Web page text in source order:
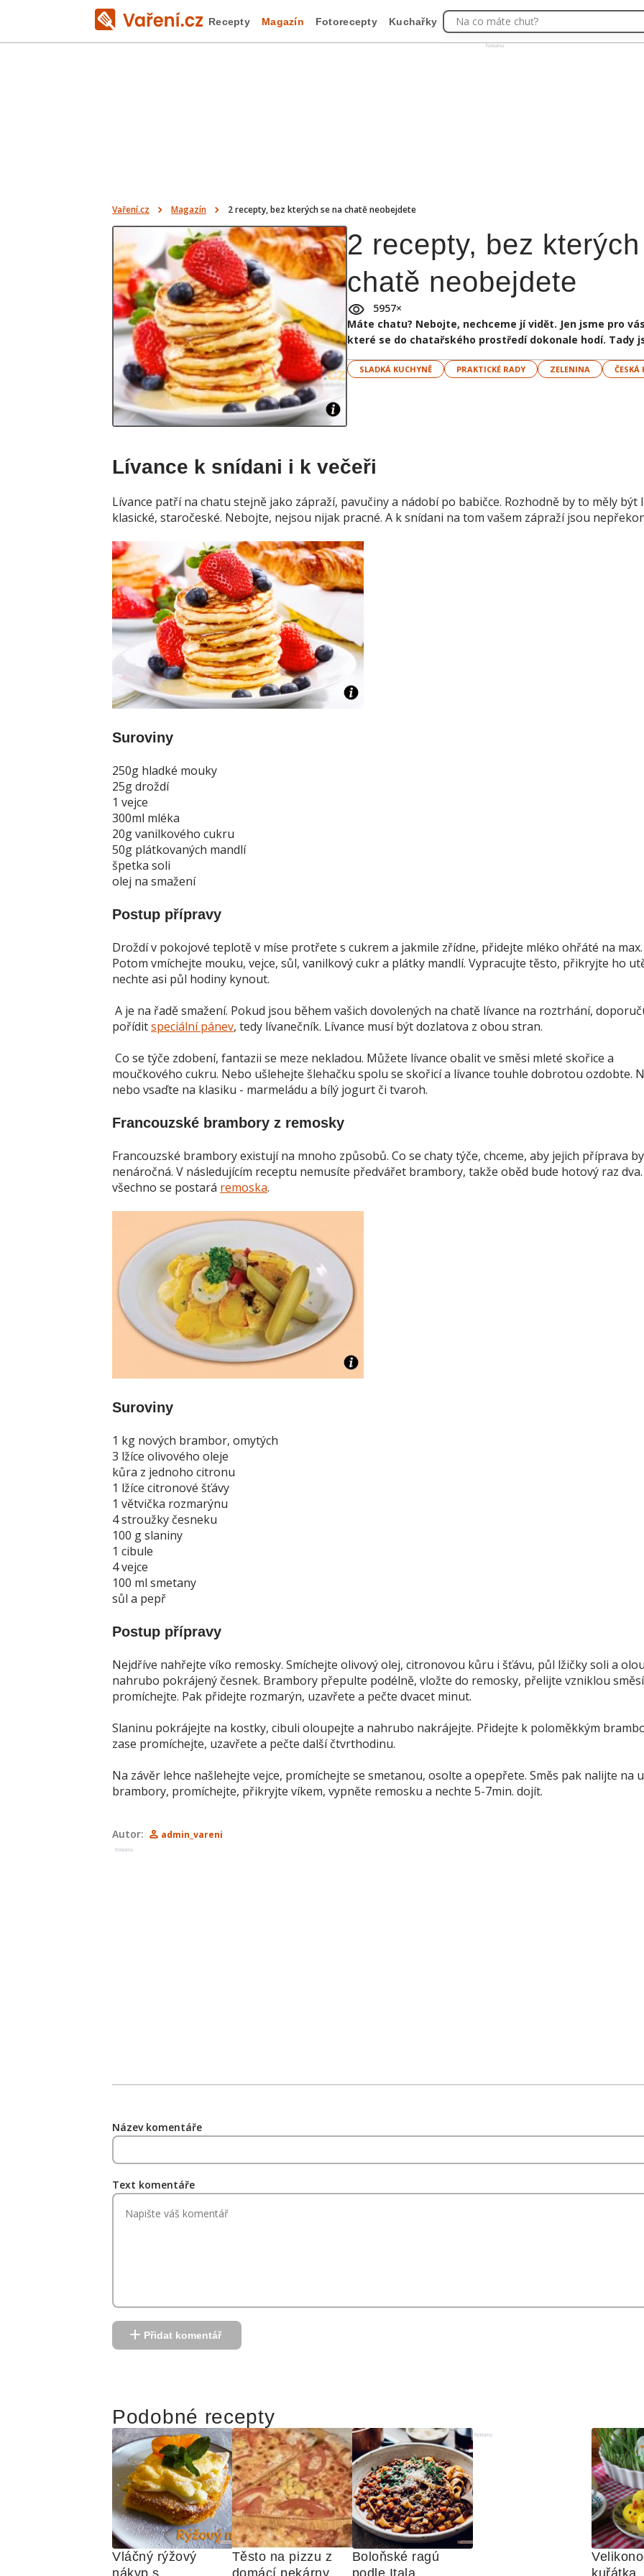
Reklama
Recepty Magazín Fotorecepty Kuchařky Na co máte chuť?
Vaření.cz Magazín 2 recepty, bez kterých se na chatě neobejdete
2 recepty, bez
chatě neobejdete
5957×
Máte chatu? Nebojte, nechceme jí vidět. Jen jsme pro
které se do chatařského prostředí dokonale hodí. Tady
SLADKÁ KUCHYNĚ PRAKTICKÉ RADY ZELENINA ČESKÁ
Lívance k snídani i k večeři
Lívance patří na chatu stejně jako zápraží, pavučiny a nádobí po babičce. Rozhodně by to měly být
klasické, staročeské. Nebojte, nejsou nijak pracné. A k snídani na tom vašem zápraží jsou
Suroviny
250g hladké mouky
25g droždí
1 vejce
300ml mléka
20g vanilkového cukru
50g plátkovaných mandlí
špetka soli
olej na smažení
Postup přípravy
Droždí v pokojové teplotě v míse protřete s cukrem a jakmile zřídne, přidejte mléko ohřáté na max.
Potom vmíchejte mouku, vejce, sůl, vanilkový cukr a plátky mandlí. Vypracujte těsto, přikryjte ho
nechte asi půl hodiny kynout.
A je na řadě smažení. Pokud jsou během vašich dovolených na chatě lívance na roztrhání,
poříditspeciální pánev, tedy lívanečník. Lívance musí být dozlatova z obou stran.
Co se týče zdobení, fantazii se meze nekladou. Můžete lívance obalit ve směsi mleté skořice a
moučkového cukru. Nebo ušlehejte šlehačku spolu se skořicí a lívance touhle dobrotou ozdobte.
nebo vsaďte na klasiku - marmeládu a bílý jogurt či tvaroh.
Francouzské brambory z remosky
Francouzské brambory existují na mnoho způsobů. Co se chaty týče, chceme, aby jejich příprava
nenáročná. V následujícím receptu nemusíte předvářet brambory, takže oběd bude hotový raz dva.
všechno se postará remoska.
Suroviny
1 kg nových brambor, omytých
3 lžíce olivového oleje
kůra z jednoho citronu
1 lžíce citronové šťávy
1 větvička rozmarýnu
4 stroužky česneku
100 g slaniny
1 cibule
4 vejce
100 ml smetany
sůl a pepř
Postup přípravy
Nejdříve nahřejte víko remosky. Smíchejte olivový olej, citronovou kůru i šťávu, půl lžičky soli a
nahrubo pokrájený česnek. Brambory přepulte podélně, vložte do remosky, přelijte vzniklou
promíchejte. Pak přidejte rozmarýn, uzavřete a pečte dvacet minut.
Slaninu pokrájejte na kostky, cibuli oloupejte a nahrubo nakrájejte. Přidejte k poloměkkým
zase promíchejte, uzavřete a pečte další čtvrthodinu.
Na závěr lehce našlehejte vejce, promíchejte se smetanou, osolte a opepřete. Směs pak nalijte na
brambory, promíchejte, přikryjte víkem, vypněte remosku a nechte 5-7min. dojít.
Autor: admin_vareni
Reklama
Název komentáře
Text komentáře
Přidat komentář
Podobné recepty
Vláčný rýžový
nákyp s
Těsto na pizzu z
domácí pekárny
Boloňské ragú
podle Itala
Reklama
kuřátka